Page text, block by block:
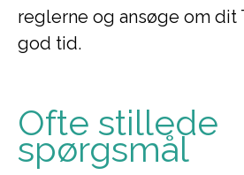
reglerne og ansøge om dit
god tid.
Ofte stillede
spørgsmål